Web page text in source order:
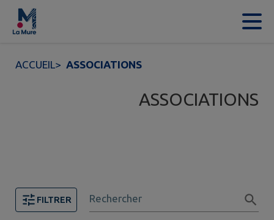
Contenu
ACCUEIL> ASSOCIATIONS
ASSOCIATIONS
FILTRER Rechercher